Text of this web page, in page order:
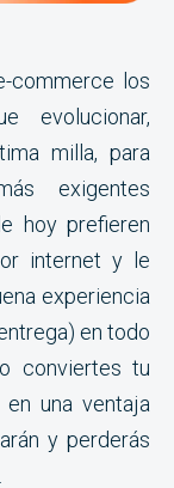
commerce los
evolucionar,
milla, para
exigentes
hoy prefieren
internet y le
experiencia
en todo
conviertes tu
una ventaja
y perderás